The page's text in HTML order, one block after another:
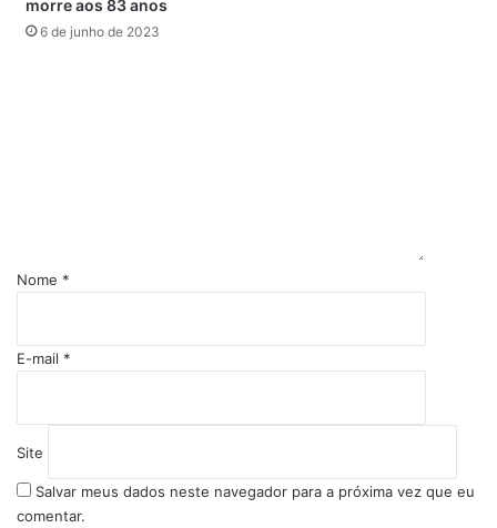
KArchaoui
Sam Kerr
morre aos 83 anos
6 de junho de 2023
i
o
Nome *
E-mail *
Site
Salvar meus dados neste navegador para a próxima vez que eu
comentar.